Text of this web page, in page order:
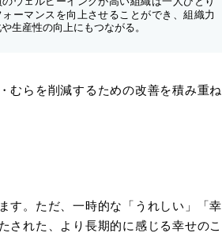
むらを削減するための改善を積み重ね
す。ただ、一時的な「うれしい」「幸
された、より長期的に感じる幸せのこ